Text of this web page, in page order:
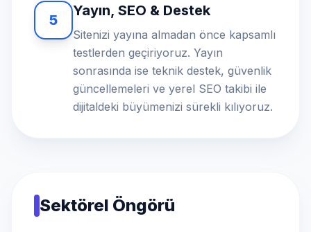
5
Yayın, SEO & Destek
Sitenizi yayına almadan önce kapsamlı
testlerden geçiriyoruz. Yayın
sonrasında ise teknik destek, güvenlik
güncellemeleri ve yerel SEO takibi ile
dijitaldeki büyümenizi sürekli kılıyoruz.
Sektörel Öngörü